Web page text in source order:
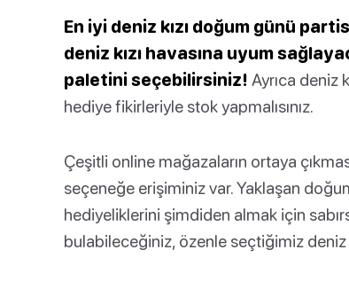
En iyi deniz kızı doğum günü
deniz kızı havasına uyum
paletini seçebilirsiniz! Ayrıca deniz
hediye fikirleriyle stok yapmalısınız.
Çeşitli online mağazaların ortaya
seçeneğe erişiminiz var. Yaklaşan
hediyeliklerini şimdiden almak için
bulabileceğiniz, özenle seçtiğimiz deniz